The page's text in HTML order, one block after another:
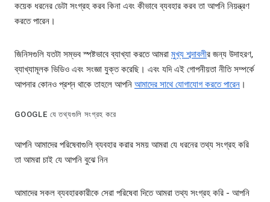
কয়েক ধরনের ডেটা সংগ্রহ করব কিনা এবং কীভাবে ব্যবহার করব তা আপনি নিয়ন্ত্রণ
করতে পারেন।
জিনিসগুলি যতটা সম্ভব স্পষ্টভাবে ব্যাখ্যা করতে আমরা মুখ্য শব্দাবলীর জন্য উদাহরণ,
ব্যাখ্যামূলক ভিডিও এবং সংজ্ঞা যুক্ত করেছি। এবং যদি এই গোপনীয়তা নীতি সম্পর্কে
আপনার কোনও প্রশ্ন থাকে তাহলে আপনি আমাদের সাথে যোগাযোগ করতে পারেন ।
GOOGLE যে তথ্যগুলি সংগ্রহ করে
আপনি আমাদের পরিষেবাগুলি ব্যবহার করার সময় আমরা যে ধরনের তথ্য সংগ্রহ করি
তা আমরা চাই যে আপনি বুঝে নিন
আমাদের সকল ব্যবহারকারীকে সেরা পরিষেবা দিতে আমরা তথ্য সংগ্রহ করি - আপনি